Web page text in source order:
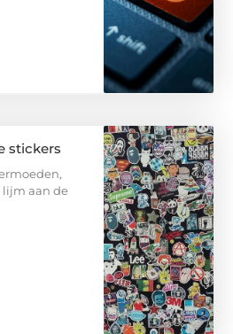
stickers
lijm aan de